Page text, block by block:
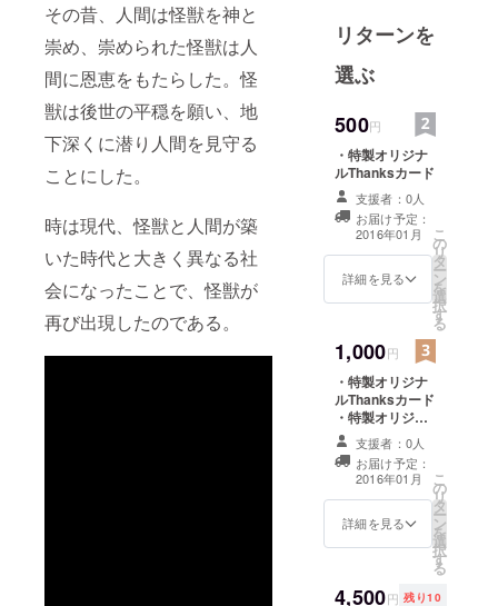
その昔、人間は怪獣を神と
崇め、崇められた怪獣は人
間に恩恵をもたらした。怪
獣は後世の平穏を願い、地
下深くに潜り人間を見守る
ことにした。
時は現代、怪獣と人間が築
いた時代と大きく異なる社
会になったことで、怪獣が
再び出現したのである。
地域の文
化・歴史・
習慣といっ
た地域の源
となる力の
象徴であり
守り神であ
る。
リターンを
選ぶ
500円
・特製オリジナ
ルThanksカード
支援者：0人
お届け予定：
2016年01月
詳細を見る
こ
の
リ
タ
ー
ン
を
選
択
す
る
1,000円
・特製オリジナ
ルThanksカード
・特製オリジナ
ルカンバッジ
支援者：0人
お届け予定：
2016年01月
詳細を見る
こ
の
リ
タ
ー
ン
を
選
択
す
る
4,500円 残り10